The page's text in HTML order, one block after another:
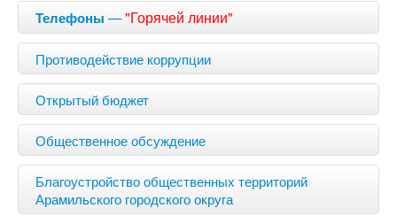
Телефоны —"Горячей линии"
Противодействие коррупции
Открытый бюджет
Общественное обсуждение
Благоустройство общественных территорий
Арамильского городского округа